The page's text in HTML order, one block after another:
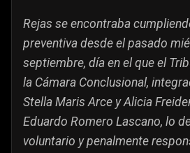
Rejas se encontraba
preventiva desde el pasado
septiembre, día en el que el
la Cámara Conclusional,
Stella Maris Arce y Alicia
Eduardo Romero Lascano, lo
voluntario y penalmente